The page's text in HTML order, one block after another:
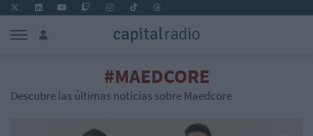
#MAEDCORE
Descubre las últimas noticias sobre Maedcore